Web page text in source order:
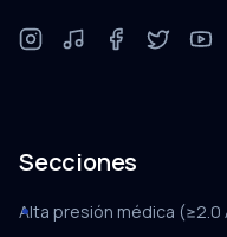
Secciones
Alta presión médica (≥2.0